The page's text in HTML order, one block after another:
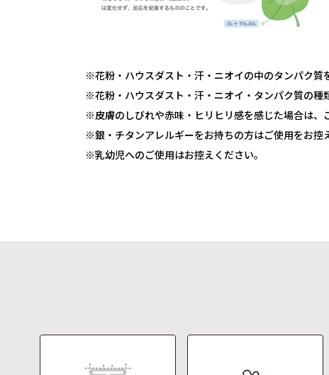
※花粉・ハウスダスト・汗・ニオイの中のタンパク質
※花粉・ハウスダスト・汗・ニオイ・タンパク質の種
※皮膚のしびれや赤味・ヒリヒリ感を感じた場合は、
※銀・チタンアレルギーをお持ちの方はご使用をお控
※乳幼児へのご使用はお控えください。